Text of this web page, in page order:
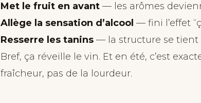
Met le fruit en avant — les arômes
Allège la sensation d’alcool — fini l’effet
Resserre les tanins — la structure se tient
Bref, ça réveille le vin. Et en été, c’est
fraîcheur, pas de la lourdeur.